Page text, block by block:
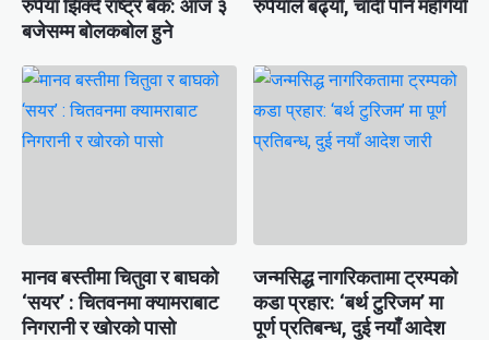
रुपैयाँ झिक्दै राष्ट्र बैंक: आज ३
बजेसम्म बोलकबोल हुने
रुपैयाँले बढ्यो, चाँदी पनि महँगियो
मानव बस्तीमा चितुवा र बाघको
‘सयर’ : चितवनमा क्यामराबाट
निगरानी र खोरको पासो
जन्मसिद्ध नागरिकतामा ट्रम्पको
कडा प्रहार: ‘बर्थ टुरिजम’ मा
पूर्ण प्रतिबन्ध, दुई नयाँ आदेश